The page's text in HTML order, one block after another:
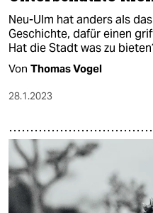
Neu-Ulm hat anders als
Geschichte, dafür einen
Hat die Stadt was zu
Von Thomas Vogel
28.1.2023